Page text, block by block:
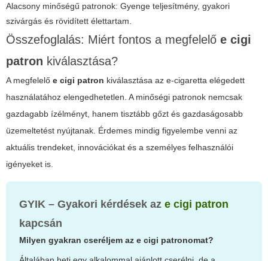
Alacsony minőségű patronok: Gyenge teljesítmény, gyakori
szivárgás és rövidített élettartam.
Összefoglalás: Miért fontos a megfelelő e cigi
patron kiválasztása?
A megfelelő e cigi patron kiválasztása az e-cigaretta elégedett
használatához elengedhetetlen. A minőségi patronok nemcsak
gazdagabb ízélményt, hanem tisztább gőzt és gazdaságosabb
üzemeltetést nyújtanak. Érdemes mindig figyelembe venni az
aktuális trendeket, innovációkat és a személyes felhasználói
igényeket is.
GYIK – Gyakori kérdések az e cigi patron
kapcsán
Milyen gyakran cseréljem az e cigi patronomat?